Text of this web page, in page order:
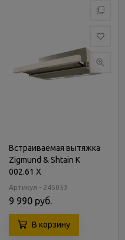
Встраиваемая вытяжка
Zigmund & Shtain K
002.61 X
Артикул - 245053
9 990 руб.
В корзину